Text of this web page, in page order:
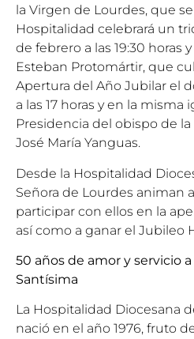
la Virgen de Lourdes, que se
Hospitalidad celebrará un
de febrero a las 19:30 horas
Esteban Protomártir, que
Apertura del Año Jubilar el
a las 17 horas y en la misma
Presidencia del obispo de
José María Yanguas.
Desde la Hospitalidad
Señora de Lourdes animan
participar con ellos en la
así como a ganar el Jubileo
50 años de amor y servicio
Santísima
La Hospitalidad Diocesana
nació en el año 1976, fruto